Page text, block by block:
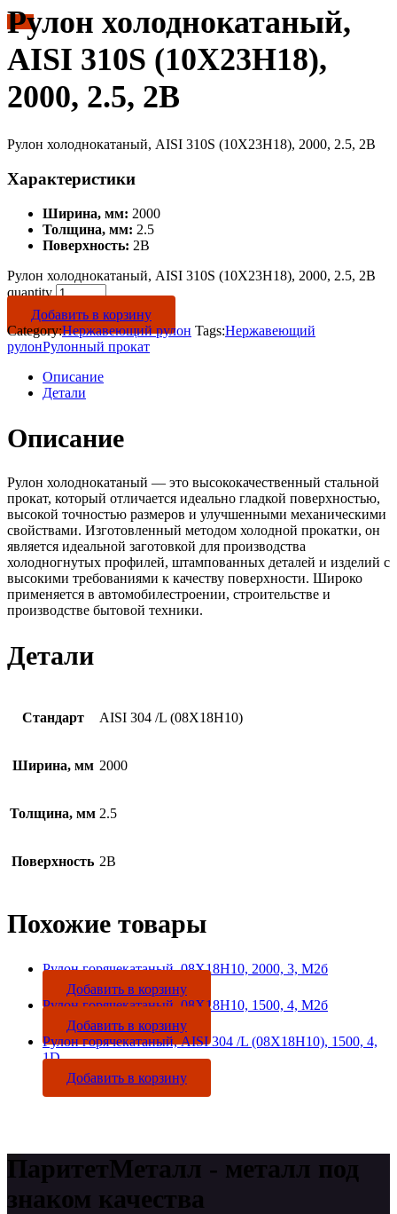
Рулон холоднокатаный,
AISI 310S (10Х23Н18),
2000, 2.5, 2B
Рулон холоднокатаный, AISI 310S (10Х23Н18), 2000, 2.5, 2B
Характеристики
Ширина, мм: 2000
Толщина, мм: 2.5
Поверхность: 2B
Рулон холоднокатаный, AISI 310S (10Х23Н18), 2000, 2.5, 2B
quantity
Добавить в корзину
Category:Нержавеющий рулон Tags:Нержавеющий
рулонРулонный прокат
Описание
Детали
Описание
Рулон холоднокатаный — это высококачественный стальной
прокат, который отличается идеально гладкой поверхностью,
высокой точностью размеров и улучшенными механическими
свойствами. Изготовленный методом холодной прокатки, он
является идеальной заготовкой для производства
холодногнутых профилей, штампованных деталей и изделий с
высокими требованиями к качеству поверхности. Широко
применяется в автомобилестроении, строительстве и
производстве бытовой техники.
Детали
Стандарт AISI 304 /L (08Х18Н10)
Ширина, мм 2000
Толщина, мм 2.5
Поверхность 2B
Похожие товары
Рулон горячекатаный, 08Х18Н10, 2000, 3, М2б
Добавить в корзину
Рулон горячекатаный, 08Х18Н10, 1500, 4, М2б
Добавить в корзину
Рулон горячекатаный, AISI 304 /L (08Х18Н10), 1500, 4,
1D
Добавить в корзину
ПаритетМеталл - металл под
знаком качества